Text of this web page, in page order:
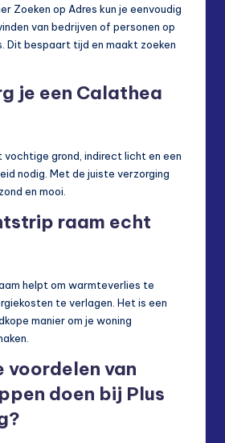
Zoeken op Adres kun je eenvoudig
van bedrijven of personen op
Dit bespaart tijd en maakt zoeken
je een Calathea
grond, indirect licht en een
nodig. Met de juiste verzorging
en mooi.
raam echt
helpt om warmteverlies te
te verlagen. Het is een
manier om je woning
voordelen van
doen bij Plus